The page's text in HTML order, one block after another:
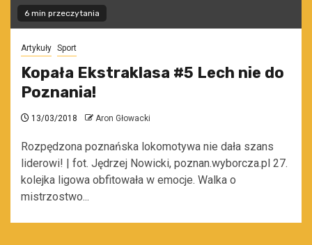
6 min przeczytania
Artykuły Sport
Kopała Ekstraklasa #5 Lech nie do
Poznania!
13/03/2018 Aron Głowacki
Rozpędzona poznańska lokomotywa nie dała szans
liderowi! | fot. Jędrzej Nowicki, poznan.wyborcza.pl 27.
kolejka ligowa obfitowała w emocje. Walka o
mistrzostwo...